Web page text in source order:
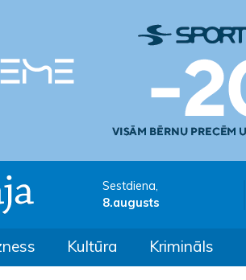
Sestdiena,
8.augusts
Kultūra Krimināls